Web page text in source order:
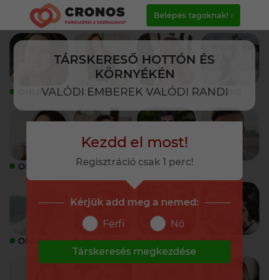
TÁRSKERESŐ HOTTÓN ÉS
KÖRNYÉKÉN
VALÓDI EMBEREK VALÓDI RANDI
Belépés tagoknak! ›
ONLINE ONLINE ONLINE ONLINE
ONLINE ONLINE ONLINE
ONLINE ONLINE ONLINE ONLINE
Kezdd el most!
Regisztráció csak 1 perc!
Kérjük add meg a nemed:
Férfi
Nő
Társkeresés megkezdése